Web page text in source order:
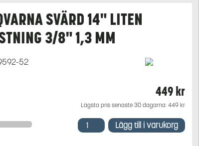
SVÄRD 14" LITEN
3/8" 1,3 MM
52
449kr
Lägsta pris senaste 30 dagarna: 449 kr
Husqvarna
svärd Lägg till i varukorg